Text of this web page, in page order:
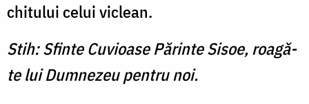
chitului celui viclean.
Stih: Sfinte Cuvioase Părinte Sisoe, roagă-
te lui Dumnezeu pentru noi.